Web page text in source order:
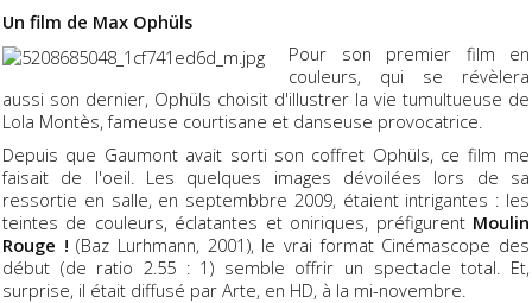
Un film de Max Ophüls
Pour son premier film en
couleurs, qui se révèlera
aussi son dernier, Ophüls choisit d'illustrer la vie tumultueuse de
Lola Montès, fameuse courtisane et danseuse provocatrice.
Depuis que Gaumont avait sorti son coffret Ophüls, ce film me
faisait de l'oeil. Les quelques images dévoilées lors de sa
ressortie en salle, en septembbre 2009, étaient intrigantes : les
teintes de couleurs, éclatantes et oniriques, préfigurent Moulin
Rouge ! (Baz Lurhmann, 2001), le vrai format Cinémascope des
début (de ratio 2.55 : 1) semble offrir un spectacle total. Et,
surprise, il était diffusé par Arte, en HD, à la mi-novembre.